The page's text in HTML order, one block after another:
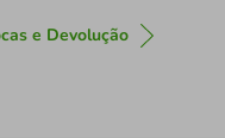
e Devolução